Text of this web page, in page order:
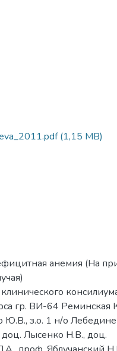
(1,15 MB)
анемия (На
гр. ВИ-64 Реминская
Ю.В., з.о. 1 н/о
Лысенко Н.В., доц.